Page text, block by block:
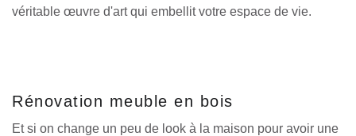
véritable œuvre d'art qui embellit votre espace de vie.
Rénovation meuble en bois
Et si on change un peu de look à la maison pour avoir une